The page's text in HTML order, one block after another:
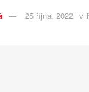
25 října, 2022 v